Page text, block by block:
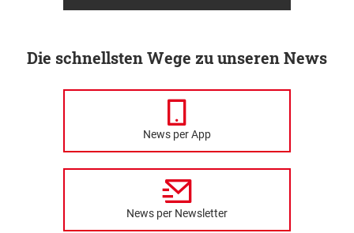
Die schnellsten Wege zu unseren News
News per App
News per Newsletter